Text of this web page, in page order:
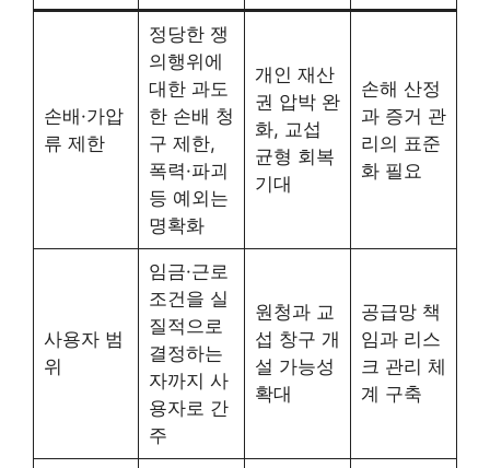
손배·가압
류 제한
정당한 쟁
의행위에
대한 과도
한 손배 청
구 제한,
폭력·파괴
등 예외는
명확화
개인 재산
권 압박 완
화, 교섭
균형 회복
기대
손해 산정
과 증거 관
리의 표준
화 필요
사용자 범
위
임금·근로
조건을 실
질적으로
결정하는
자까지 사
용자로 간
주
원청과 교
섭 창구 개
설 가능성
확대
공급망 책
임과 리스
크 관리 체
계 구축